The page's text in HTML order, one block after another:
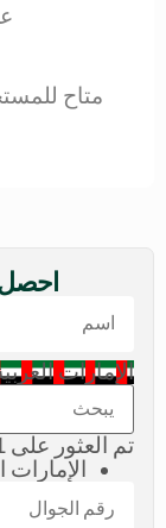
متاح
احصل
الإمارات
تم العثور على 1 نتيجة
الإمارات